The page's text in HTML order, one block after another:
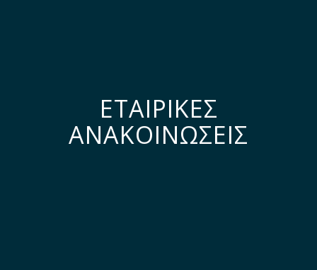
ΕΤΑΙΡΙΚΕΣ
ΑΝΑΚΟΙΝΩΣΕΙΣ